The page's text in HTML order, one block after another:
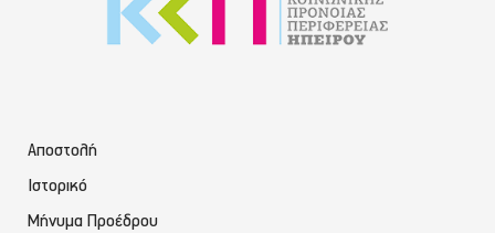
Αποστολή
Ιστορικό
Μήνυμα Προέδρου